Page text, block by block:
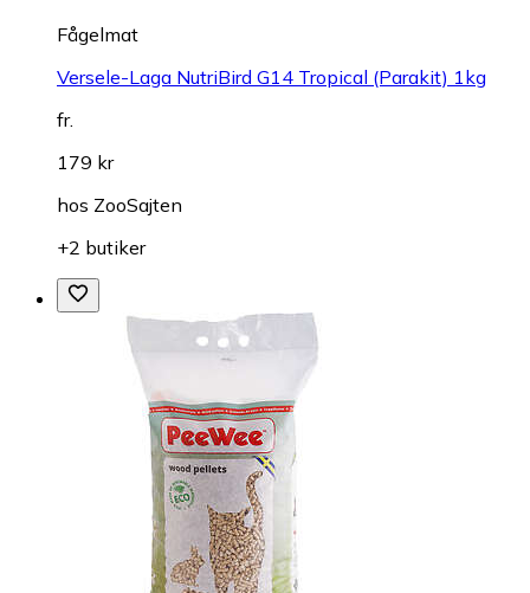
Fågelmat
Versele-Laga NutriBird G14 Tropical (Parakit) 1kg
fr.
179 kr
hos ZooSajten
+2 butiker